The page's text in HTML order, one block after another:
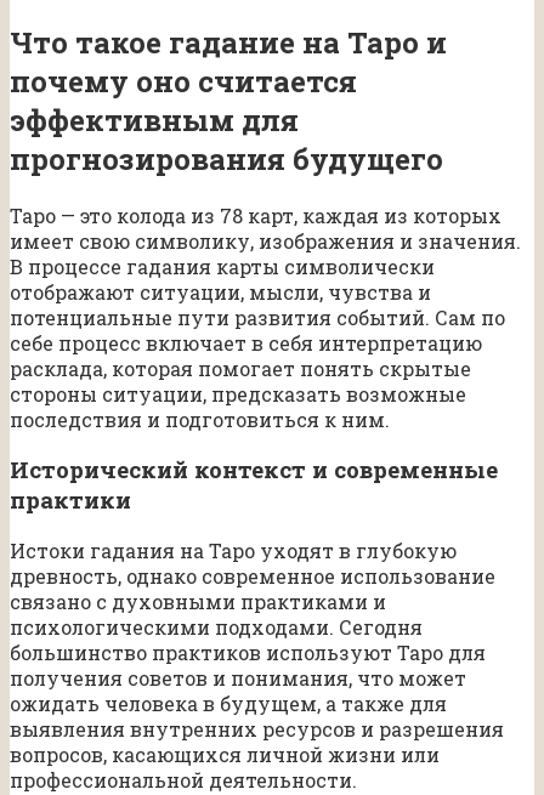
Что такое гадание на Таро и
почему оно считается
эффективным для
прогнозирования будущего
Таро — это колода из 78 карт, каждая из которых
имеет свою символику, изображения и значения.
В процессе гадания карты символически
отображают ситуации, мысли, чувства и
потенциальные пути развития событий. Сам по
себе процесс включает в себя интерпретацию
расклада, которая помогает понять скрытые
стороны ситуации, предсказать возможные
последствия и подготовиться к ним.
Исторический контекст и современные
практики
Истоки гадания на Таро уходят в глубокую
древность, однако современное использование
связано с духовными практиками и
психологическими подходами. Сегодня
большинство практиков используют Таро для
получения советов и понимания, что может
ожидать человека в будущем, а также для
выявления внутренних ресурсов и разрешения
вопросов, касающихся личной жизни или
профессиональной деятельности.